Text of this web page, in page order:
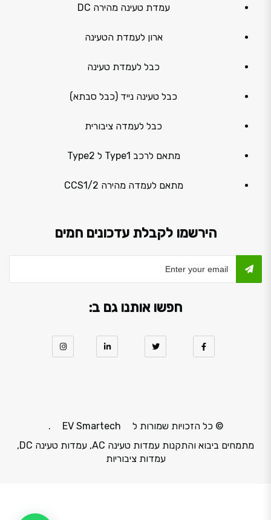
עמדת טעינה מהירה DC
ארון לעמדת הטעינה
כבל לעמדת טעינה
כבל טעינה נייד (כבל סבתא)
כבל לעמדה ציבורית
מתאם לרכב Type1 ל Type2
מתאם לעמדה מהירה CCS1/2
הירשמו לקבלת עדכונים חמים
חפשו אותנו גם ב:
© כל הזכויות שמורות ל EV Smartech
.
מתמחים ביבוא והתקנות עמדות טעינה AC, עמדות טעינה DC,
עמדות ציבוריות